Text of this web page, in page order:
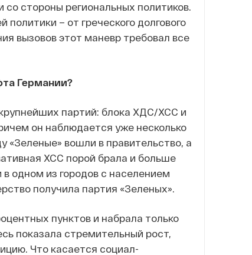
стороны региональных политиков.
– от греческого долгового
вызовов этот маневр требовал все
Германии?
партий: блока ХДС/ХСС и
он наблюдается уже несколько
«Зеленые» вошли в правительство, а
ХСС порой брала и больше
в одном из городов с населением
получила партия «Зеленых».
пунктов и набрала только
показала стремительный рост,
Что касается социал-